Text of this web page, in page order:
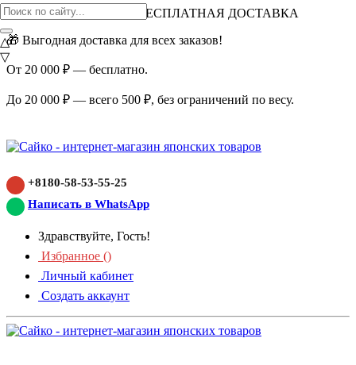
ВНИМАНИЕ АКЦИЯ!
БЕСПЛАТНАЯ ДОСТАВКА
🎁 Выгодная доставка для всех заказов!
От 20 000 ₽ — бесплатно.
До 20 000 ₽ — всего 500 ₽, без ограничений по весу.
+8180-58-53-55-25
Написать в WhatsApp
Здравствуйте, Гость!
Избранное ()
Личный кабинет
Создать аккаунт
△
▽